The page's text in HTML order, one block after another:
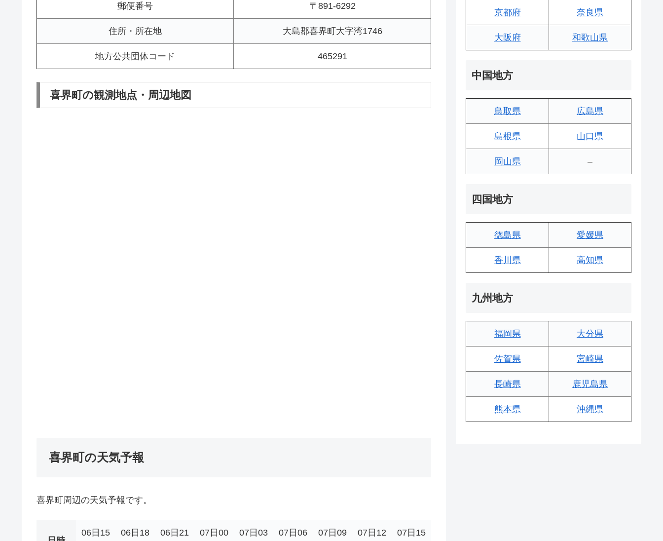
郵便番号 〒891-6292
住所・所在地 大島郡喜界町大字湾1746
地方公共団体コード 465291
喜界町の観測地点・周辺地図
喜界町の天気予報
喜界町周辺の天気予報です。
06日15
06日18
06日21
07日00
07日03
07日06
07日09
07日12
07日15
京都府 奈良県
大阪府 和歌山県
中国地方
鳥取県 広島県
島根県 山口県
岡山県 –
四国地方
徳島県 愛媛県
香川県 高知県
九州地方
福岡県 大分県
佐賀県 宮崎県
長崎県 鹿児島県
熊本県 沖縄県